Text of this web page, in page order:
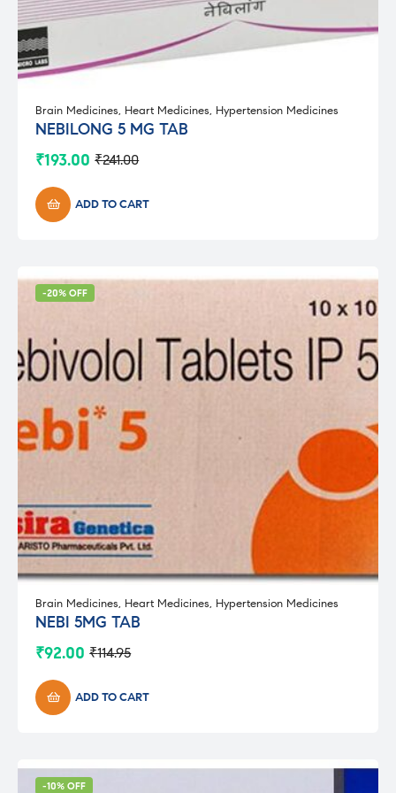
Brain Medicines, Heart Medicines, Hypertension Medicines
NEBILONG 5 MG TAB
₹241.00
Original
was:
₹241.00.
₹193.00
Current
is:
₹193.00.ADD TO CART
-20% OFF
Brain Medicines, Heart Medicines, Hypertension Medicines
NEBI 5MG TAB
₹114.95
Original
was:
₹114.95.
₹92.00
Current
is:
₹92.00.ADD TO CART
-10% OFF